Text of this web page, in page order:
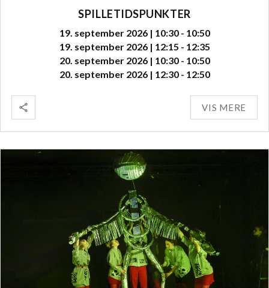
SPILLETIDSPUNKTER
19. september 2026 | 10:30 - 10:50
19. september 2026 | 12:15 - 12:35
20. september 2026 | 10:30 - 10:50
20. september 2026 | 12:30 - 12:50
VIS MERE